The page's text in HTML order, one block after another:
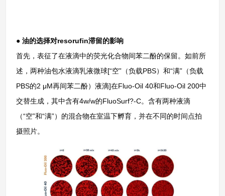
● 油的选择对resorufin滞留的影响
首先，表征了在液滴中的荧光化合物间苯二酚的保留。如前所
述，两种油包水液滴乳液微球[“空”（负载PBS）和“满”（负载
PBS的2 μM再间苯二酚）液滴]在Fluo-Oil 40和Fluo-Oil 200中
交替生成，其中含有4w/w的FluoSurf?-C。含有两种液滴
（“空”和“满”）的混合物在室温下孵育，并在不同的时间点拍
摄照片。